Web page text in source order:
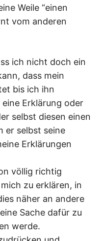
Weile “einen
vom anderen
ich nicht doch ein
dass mein
bis ich ihn
Erklärung oder
selbst diesen einen
er selbst seine
Erklärungen
völlig richtig
zu erklären, in
näher an andere
Sache dafür zu
werde.